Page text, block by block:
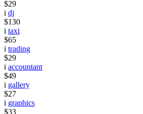
$29
i dj
$130
i taxi
$65
i trading
$29
i accountant
$49
i gallery
$27
i graphics
$33